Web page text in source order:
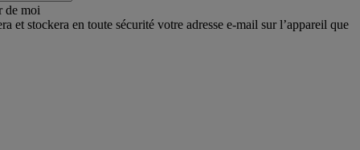
de moi
et stockera en toute sécurité votre adresse e-mail sur l’appareil que